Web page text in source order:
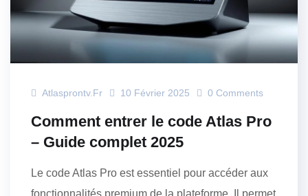
Atlasprontv.fr 10 Février 2025 0 Comments
Comment entrer le code Atlas Pro
– Guide complet 2025
Le code Atlas Pro est essentiel pour accéder aux
fonctionnalités premium de la plateforme. Il permet